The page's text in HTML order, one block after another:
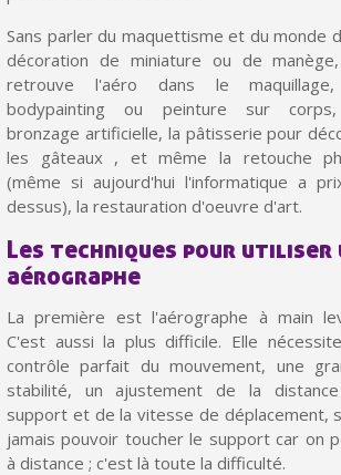
Inscription à la newsletter : 5€ de
Livraison sous 24 h en
Livraison offerte en France métropolitaine
Paiement en 4x sans frais dès 30€
Votre devis en ligne en moins d'1
Partagez vos créations et obtenez des
Gagnez des points de fidélité à chaque
Livraison sous 24 h en
Retour produits sous 14 jours
Réduction de 5€ sur la première
10€ de bon d'achat pour chaque
Sans parler du maquettisme et du monde
décoration de miniature ou de
retrouve l'aéro dans le
bodypainting ou peinture sur
bronzage artificielle, la pâtisserie pour
les gâteaux , et même la retouche
(même si aujourd'hui l'informatique a
dessus), la restauration d'oeuvre d'art.
Les techniques pour utiliser
aérographe
La première est l'aérographe à main
C'est aussi la plus difficile. Elle
contrôle parfait du mouvement, une
stabilité, un ajustement de la
support et de la vitesse de déplacement,
jamais pouvoir toucher le support car on
à distance ; c'est là toute la difficulté.